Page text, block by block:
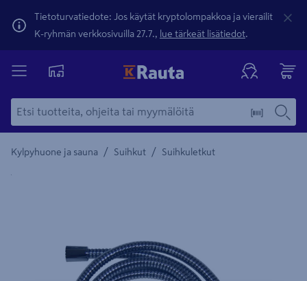
Tietoturvatiedote: Jos käytät kryptolompakkoa ja vierailit
K-ryhmän verkkosivuilla 27.7., lue tärkeät lisätiedot.
Kylpyhuone ja sauna / Suihkut / Suihkuletkut
Yksityiskohtainen kuvaus löytyy Tuotteen kuvaus -